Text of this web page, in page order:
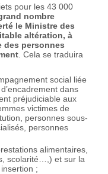
pour les 43 000
nombre
le Ministre des
altération, à
des personnes
. Cela se traduira
social liée
dans
préjudiciable aux
victimes de
personnes sous-
personnes
alimentaires,
scolarité…,) et sur la
;